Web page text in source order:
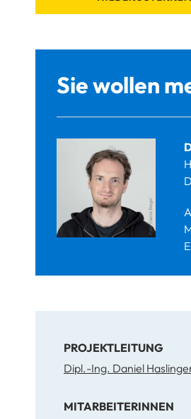
Sie wollen
PROJEKTLEITUNG
MITARBEITERINNEN